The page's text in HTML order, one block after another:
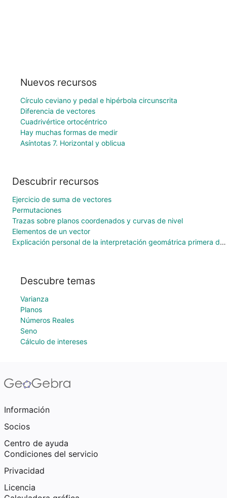
Nuevos recursos
Círculo ceviano y pedal e hipérbola circunscrita
Diferencia de vectores
Cuadrivértice ortocéntrico
Hay muchas formas de medir
Asíntotas 7. Horizontal y oblicua
Descubrir recursos
Ejercicio de suma de vectores
Permutaciones
Trazas sobre planos coordenados y curvas de nivel
Elementos de un vector
Explicación personal de la interpretación geomátrica primera derivada
Descubre temas
Varianza
Planos
Números Reales
Seno
Cálculo de intereses
Información
Socios
Centro de ayuda
Condiciones del servicio
Privacidad
Licencia